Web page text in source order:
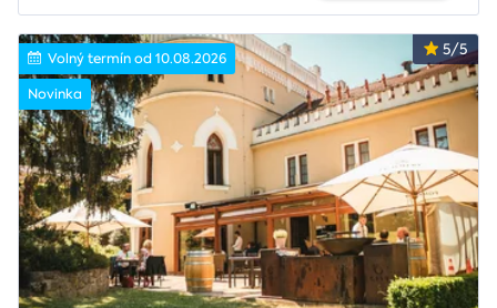
5/5
Volný termín od 10.08.2026
Novinka